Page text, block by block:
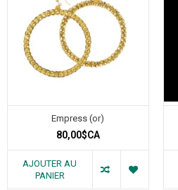
Empress (or)
80,00$CA
AJOUTER AU
PANIER